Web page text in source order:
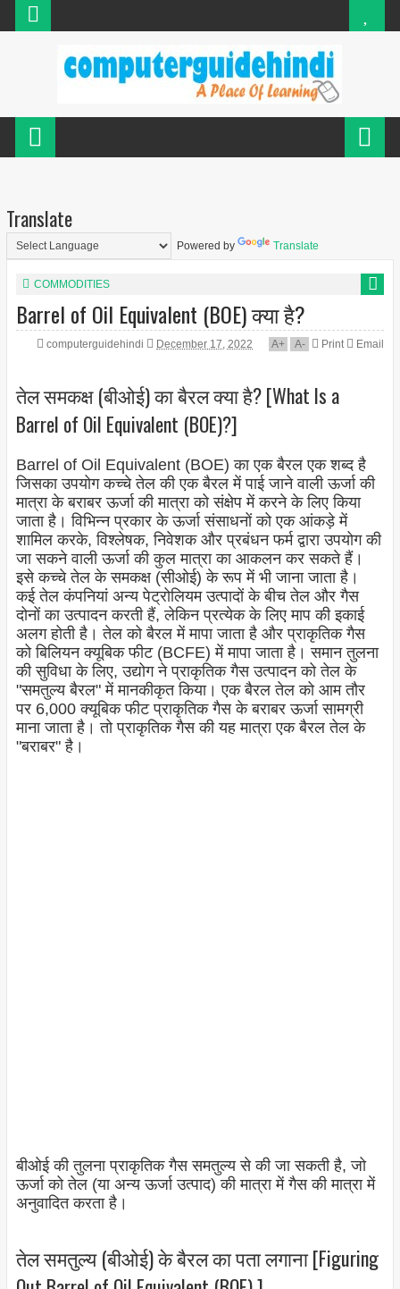
Translate
Powered by Translate
COMMODITIES
Barrel of Oil Equivalent (BOE) क्या है?
computerguidehindi December 17, 2022 A+ A- Print Email
तेल समकक्ष (बीओई) का बैरल क्या है? [What Is a
Barrel of Oil Equivalent (BOE)?]
Barrel of Oil Equivalent (BOE) का एक बैरल एक शब्द है
जिसका उपयोग कच्चे तेल की एक बैरल में पाई जाने वाली ऊर्जा की
मात्रा के बराबर ऊर्जा की मात्रा को संक्षेप में करने के लिए किया
जाता है। विभिन्न प्रकार के ऊर्जा संसाधनों को एक आंकड़े में
शामिल करके, विश्लेषक, निवेशक और प्रबंधन फर्म द्वारा उपयोग की
जा सकने वाली ऊर्जा की कुल मात्रा का आकलन कर सकते हैं।
इसे कच्चे तेल के समकक्ष (सीओई) के रूप में भी जाना जाता है।
कई तेल कंपनियां अन्य पेट्रोलियम उत्पादों के बीच तेल और गैस
दोनों का उत्पादन करती हैं, लेकिन प्रत्येक के लिए माप की इकाई
अलग होती है। तेल को बैरल में मापा जाता है और प्राकृतिक गैस
को बिलियन क्यूबिक फीट (BCFE) में मापा जाता है। समान तुलना
की सुविधा के लिए, उद्योग ने प्राकृतिक गैस उत्पादन को तेल के
"समतुल्य बैरल" में मानकीकृत किया। एक बैरल तेल को आम तौर
पर 6,000 क्यूबिक फीट प्राकृतिक गैस के बराबर ऊर्जा सामग्री
माना जाता है। तो प्राकृतिक गैस की यह मात्रा एक बैरल तेल के
"बराबर" है।
बीओई की तुलना प्राकृतिक गैस समतुल्य से की जा सकती है, जो
ऊर्जा को तेल (या अन्य ऊर्जा उत्पाद) की मात्रा में गैस की मात्रा में
अनुवादित करता है।
तेल समतुल्य (बीओई) के बैरल का पता लगाना [Figuring